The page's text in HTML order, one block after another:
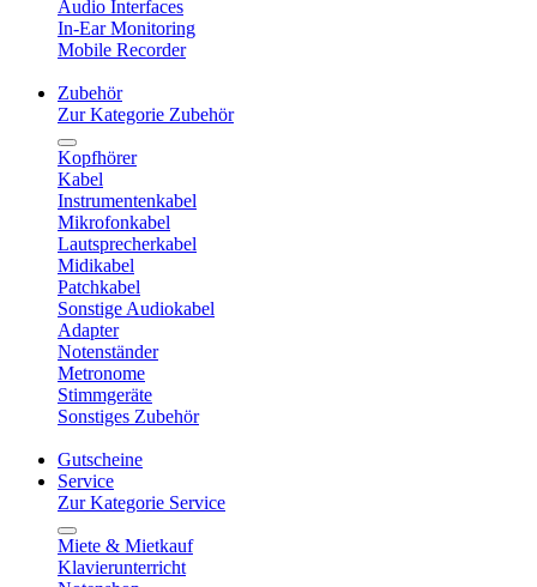
Audio Interfaces
In-Ear Monitoring
Mobile Recorder
Zubehör
Zur Kategorie Zubehör
Kopfhörer
Kabel
Instrumentenkabel
Mikrofonkabel
Lautsprecherkabel
Midikabel
Patchkabel
Sonstige Audiokabel
Adapter
Notenständer
Metronome
Stimmgeräte
Sonstiges Zubehör
Gutscheine
Service
Zur Kategorie Service
Miete & Mietkauf
Klavierunterricht